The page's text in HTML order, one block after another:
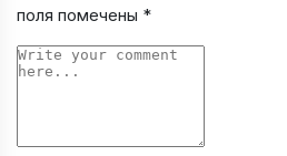
поля помечены *
Comment